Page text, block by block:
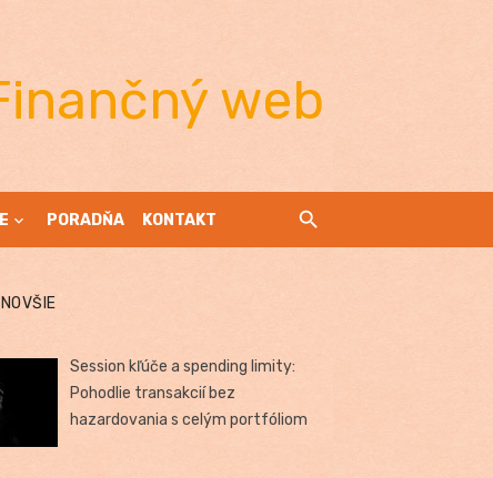
web
PORADŇA KONTAKT
Session kľúče a spending limity:
Pohodlie transakcií bez
hazardovania s celým portfóliom